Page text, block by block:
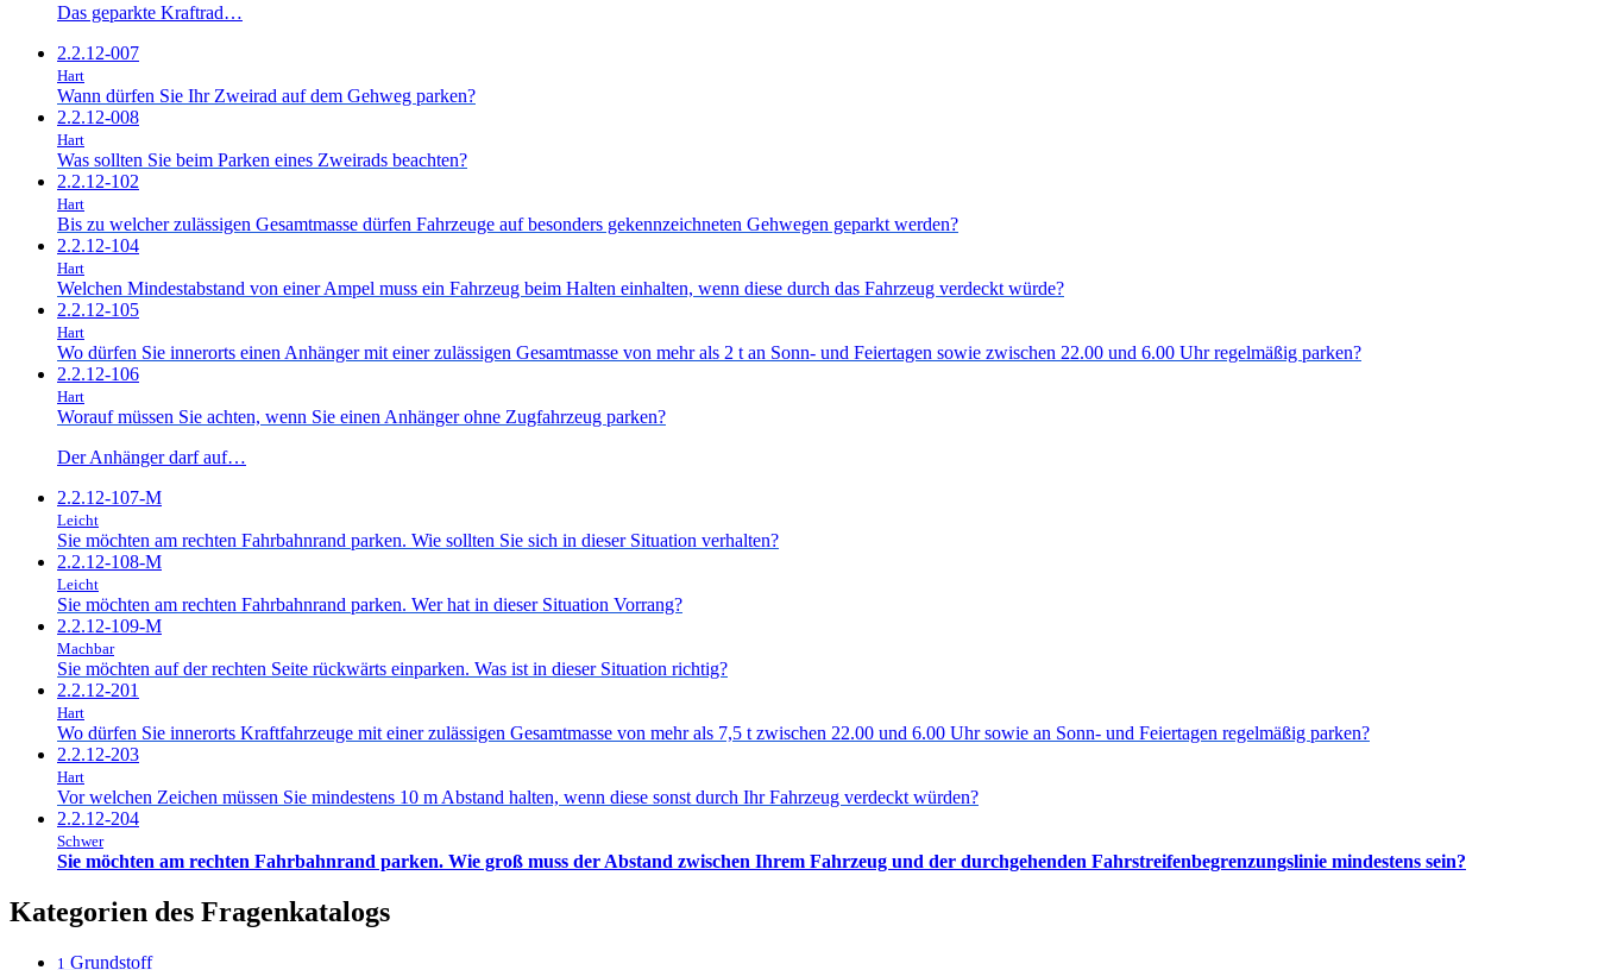
Das geparkte Kraftrad…
2.2.12-007
Hart
Wann dürfen Sie Ihr Zweirad auf dem Gehweg parken?
2.2.12-008
Hart
Was sollten Sie beim Parken eines Zweirads beachten?
2.2.12-102
Hart
Bis zu welcher zulässigen Gesamtmasse dürfen Fahrzeuge auf besonders gekennzeichneten Gehwegen geparkt werden?
2.2.12-104
Hart
Welchen Mindestabstand von einer Ampel muss ein Fahrzeug beim Halten einhalten, wenn diese durch das Fahrzeug verdeckt würde?
2.2.12-105
Hart
Wo dürfen Sie innerorts einen Anhänger mit einer zulässigen Gesamtmasse von mehr als 2 t an Sonn- und Feiertagen sowie zwischen 22.00 und 6.00 Uhr regelmäßig parken?
2.2.12-106
Hart
Worauf müssen Sie achten, wenn Sie einen Anhänger ohne Zugfahrzeug parken?
Der Anhänger darf auf…
2.2.12-107-M
Leicht
Sie möchten am rechten Fahrbahnrand parken. Wie sollten Sie sich in dieser Situation verhalten?
2.2.12-108-M
Leicht
Sie möchten am rechten Fahrbahnrand parken. Wer hat in dieser Situation Vorrang?
2.2.12-109-M
Machbar
Sie möchten auf der rechten Seite rückwärts einparken. Was ist in dieser Situation richtig?
2.2.12-201
Hart
Wo dürfen Sie innerorts Kraftfahrzeuge mit einer zulässigen Gesamtmasse von mehr als 7,5 t zwischen 22.00 und 6.00 Uhr sowie an Sonn- und Feiertagen regelmäßig parken?
2.2.12-203
Hart
Vor welchen Zeichen müssen Sie mindestens 10 m Abstand halten, wenn diese sonst durch Ihr Fahrzeug verdeckt würden?
2.2.12-204
Schwer
Sie möchten am rechten Fahrbahnrand parken. Wie groß muss der Abstand zwischen Ihrem Fahrzeug und der durchgehenden Fahrstreifenbegrenzungslinie mindestens sein?
Kategorien des Fragenkatalogs
1 Grundstoff